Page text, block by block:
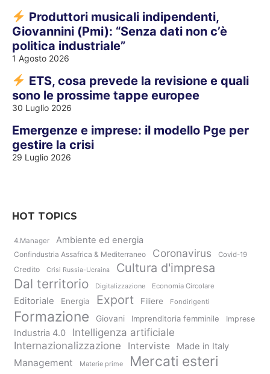
Produttori musicali indipendenti,
Giovannini (Pmi): “Senza dati non c’è
politica industriale”
1 Agosto 2026
ETS, cosa prevede la revisione e quali
sono le prossime tappe europee
30 Luglio 2026
Emergenze e imprese: il modello Pge per
gestire la crisi
29 Luglio 2026
HOT TOPICS
4.Manager Ambiente ed energia
Confindustria Assafrica & Mediterraneo Coronavirus Covid-19
Credito Crisi Russia-Ucraina Cultura d'impresa
Dal territorio Digitalizzazione Economia Circolare
Editoriale Energia Export Filiere Fondirigenti
Formazione Giovani Imprenditoria femminile Imprese
Industria 4.0
Intelligenza artificiale
Internazionalizzazione
Interviste Made in Italy
Management Materie prime Mercati esteri